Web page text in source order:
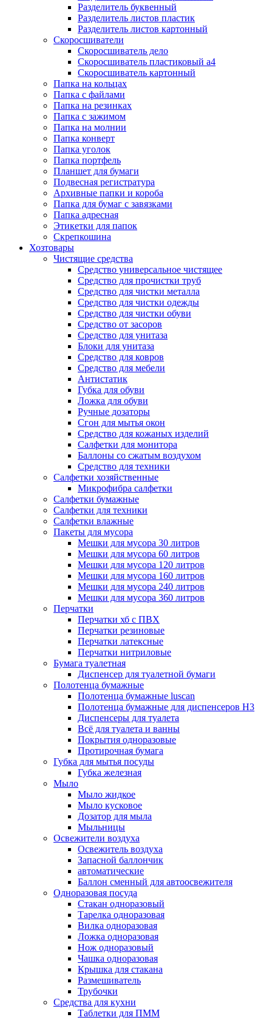
Разделитель буквенный
Разделитель листов пластик
Разделитель листов картонный
Скоросшиватели
Скоросшиватель дело
Скоросшиватель пластиковый а4
Скоросшиватель картонный
Папка на кольцах
Папка с файлами
Папка на резинках
Папка с зажимом
Папка на молнии
Папка конверт
Папка уголок
Папка портфель
Планшет для бумаги
Подвесная регистратура
Архивные папки и короба
Папка для бумаг с завязками
Папка адресная
Этикетки для папок
Скрепкошина
Хозтовары
Чистящие средства
Средство универсальное чистящее
Средство для прочистки труб
Средство для чистки металла
Средство для чистки одежды
Средство для чистки обуви
Средство от засоров
Средство для унитаза
Блоки для унитаза
Средство для ковров
Средство для мебели
Антистатик
Губка для обуви
Ложка для обуви
Ручные дозаторы
Сгон для мытья окон
Средство для кожаных изделий
Салфетки для монитора
Баллоны со сжатым воздухом
Средство для техники
Салфетки хозяйственные
Микрофибра салфетки
Салфетки бумажные
Салфетки для техники
Салфетки влажные
Пакеты для мусора
Мешки для мусора 30 литров
Мешки для мусора 60 литров
Мешки для мусора 120 литров
Мешки для мусора 160 литров
Мешки для мусора 240 литров
Мешки для мусора 360 литров
Перчатки
Перчатки хб с ПВХ
Перчатки резиновые
Перчатки латексные
Перчатки нитриловые
Бумага туалетная
Диспенсер для туалетной бумаги
Полотенца бумажные
Полотенца бумажные luscan
Полотенца бумажные для диспенсеров H3
Диспенсеры для туалета
Всё для туалета и ванны
Покрытия одноразовые
Протирочная бумага
Губка для мытья посуды
Губка железная
Мыло
Мыло жидкое
Мыло кусковое
Дозатор для мыла
Мыльницы
Освежители воздуха
Освежитель воздуха
Запасной баллончик
автоматические
Баллон сменный для автоосвежителя
Одноразовая посуда
Стакан одноразовый
Тарелка одноразовая
Вилка одноразовая
Ложка одноразовая
Нож одноразовый
Чашка одноразовая
Крышка для стакана
Размешиватель
Трубочки
Средства для кухни
Таблетки для ПММ